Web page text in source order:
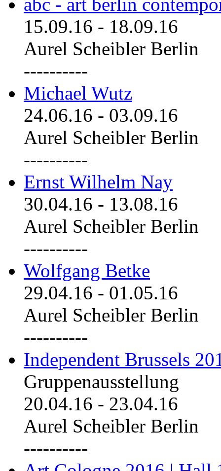
15.09.16 - 18.09.16
Aurel Scheibler Berlin
----------
Michael Wutz
24.06.16 - 03.09.16
Aurel Scheibler Berlin
----------
Ernst Wilhelm Nay
30.04.16 - 13.08.16
Aurel Scheibler Berlin
----------
Wolfgang Betke
29.04.16 - 01.05.16
Aurel Scheibler Berlin
----------
Independent Brussels
Gruppenausstellung
20.04.16 - 23.04.16
Aurel Scheibler Berlin
----------